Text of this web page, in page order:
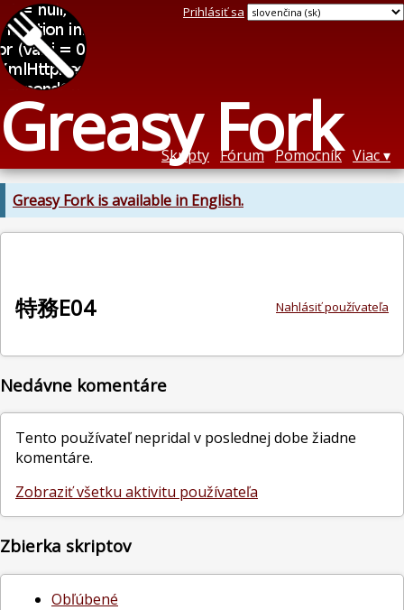
Greasy Fork
Prihlásiť sa
Skripty Fórum Pomocník Viac
Greasy Fork is available in English.
Nahlásiť používateľa
特務E04
Nedávne komentáre
Tento používateľ nepridal v poslednej dobe žiadne
komentáre.
Zobraziť všetku aktivitu používateľa
Zbierka skriptov
Obľúbené